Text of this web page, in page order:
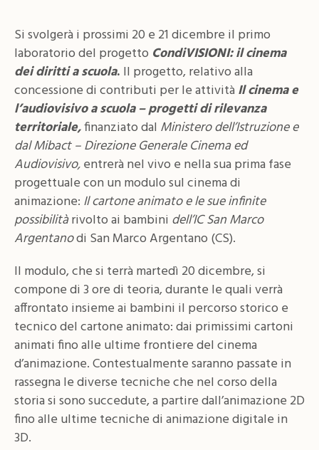
Si svolgerà i prossimi 20 e 21 dicembre il primo
laboratorio del progetto CondiVISIONI: il cinema
dei diritti a scuola. Il progetto, relativo alla
concessione di contributi per le attivitàIl cinema e
l’audiovisivo a scuola – progetti di rilevanza
territoriale,finanziato dal Ministero dell’Istruzione e
dal Mibact – Direzione Generale Cinema ed
Audiovisivo,entrerà nel vivo e nella sua prima fase
progettuale con un modulo sul cinema di
animazione: Il cartone animato e le sue infinite
possibilitàrivolto ai bambini dell’IC San Marco
Argentanodi San Marco Argentano (CS).
Il modulo, che si terrà martedì 20 dicembre, si
compone di 3 ore di teoria, durante le quali verrà
affrontato insieme ai bambini il percorso storico e
tecnico del cartone animato: dai primissimi cartoni
animati fino alle ultime frontiere del cinema
d’animazione. Contestualmente saranno passate in
rassegna le diverse tecniche che nel corso della
storia si sono succedute, a partire dall’animazione 2D
fino alle ultime tecniche di animazione digitale in
3D.